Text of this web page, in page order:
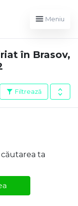
Meniu
în Brasov,
Filtrează
ta